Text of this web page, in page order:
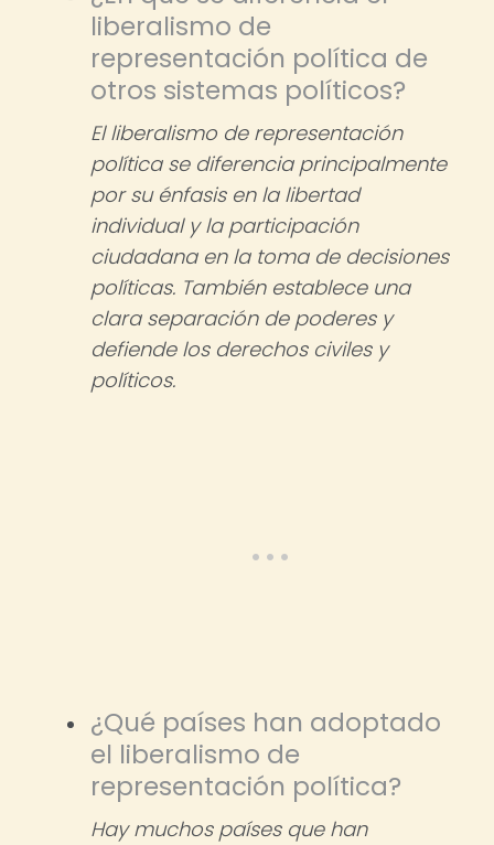
liberalismo de
representación política de
otros sistemas políticos?
El liberalismo de representación
política se diferencia principalmente
por su énfasis en la libertad
individual y la participación
ciudadana en la toma de decisiones
políticas. También establece una
clara separación de poderes y
defiende los derechos civiles y
políticos.
¿Qué países han adoptado
el liberalismo de
representación política?
Hay muchos países que han